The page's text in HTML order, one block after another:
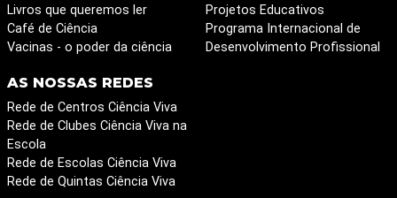
Livros que queremos ler
Café de Ciência
Vacinas - o poder da ciência
Projetos Educativos
Programa Internacional de
Desenvolvimento Profissional
AS NOSSAS REDES
Rede de Centros Ciência Viva
Rede de Clubes Ciência Viva na
Escola
Rede de Escolas Ciência Viva
Rede de Quintas Ciência Viva